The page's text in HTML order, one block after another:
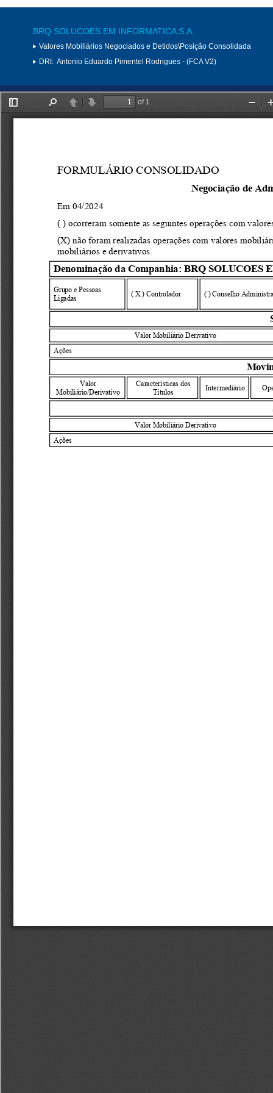
BRQ SOLUCOES EM INFORMATICA S.A.
Valores Mobiliários Negociados e Detidos\Posição Consolidada
DRI: Antonio Eduardo Pimentel Rodrigues - (FCA V2)